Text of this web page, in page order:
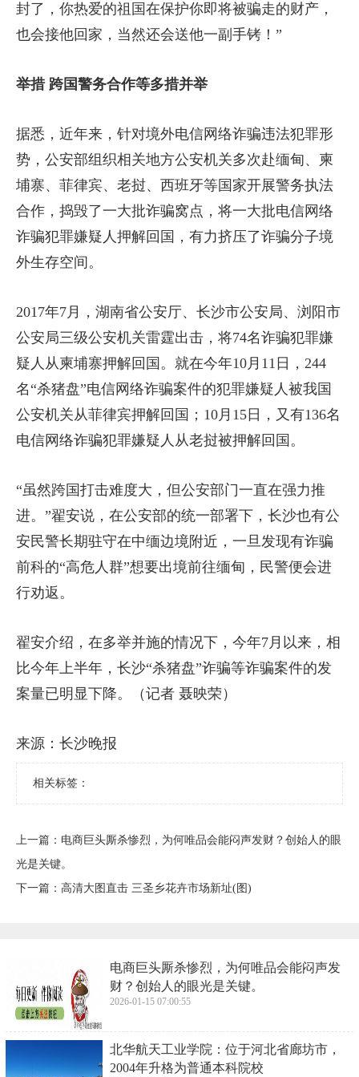
封了，你热爱的祖国在保护你即将被骗走的财产，
也会接他回家，当然还会送他一副手铐！”
举措 跨国警务合作等多措并举
据悉，近年来，针对境外电信网络诈骗违法犯罪形
势，公安部组织相关地方公安机关多次赴缅甸、柬
埔寨、菲律宾、老挝、西班牙等国家开展警务执法
合作，捣毁了一大批诈骗窝点，将一大批电信网络
诈骗犯罪嫌疑人押解回国，有力挤压了诈骗分子境
外生存空间。
2017年7月，湖南省公安厅、长沙市公安局、浏阳市
公安局三级公安机关雷霆出击，将74名诈骗犯罪嫌
疑人从柬埔寨押解回国。就在今年10月11日，244
名“杀猪盘”电信网络诈骗案件的犯罪嫌疑人被我国
公安机关从菲律宾押解回国；10月15日，又有136名
电信网络诈骗犯罪嫌疑人从老挝被押解回国。
“虽然跨国打击难度大，但公安部门一直在强力推
进。”翟安说，在公安部的统一部署下，长沙也有公
安民警长期驻守在中缅边境附近，一旦发现有诈骗
前科的“高危人群”想要出境前往缅甸，民警便会进
行劝返。
翟安介绍，在多举并施的情况下，今年7月以来，相
比今年上半年，长沙“杀猪盘”诈骗等诈骗案件的发
案量已明显下降。（记者 聂映荣）
来源：长沙晚报
相关标签：
上一篇： ​电商巨头厮杀惨烈，为何唯品会能闷声发财？创始人的眼
光是关键。
下一篇： ​高清大图直击 三圣乡花卉市场新址(图)
​电商巨头厮杀惨烈，为何唯品会能闷声发
财？创始人的眼光是关键。
2026-01-15 07:00:55
​北华航天工业学院：位于河北省廊坊市，
2004年升格为普通本科院校